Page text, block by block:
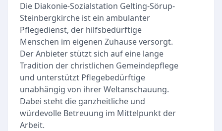
Die Diakonie-Sozialstation Gelting-Sörup-
Steinbergkirche ist ein ambulanter
Pflegedienst, der hilfsbedürftige
Menschen im eigenen Zuhause versorgt.
Der Anbieter stützt sich auf eine lange
Tradition der christlichen Gemeindepflege
und unterstützt Pflegebedürftige
unabhängig von ihrer Weltanschauung.
Dabei steht die ganzheitliche und
würdevolle Betreuung im Mittelpunkt der
Arbeit.